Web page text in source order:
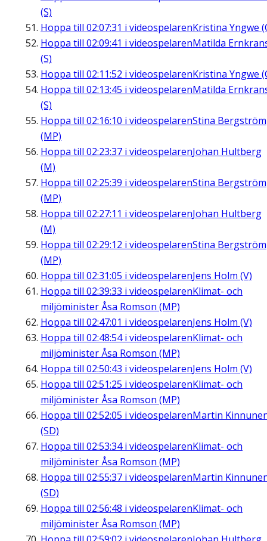
(S)
Hoppa till 02:07:31 i videospelarenKristina Yngwe
Hoppa till 02:09:41 i videospelarenMatilda
(S)
Hoppa till 02:11:52 i videospelarenKristina Yngwe
Hoppa till 02:13:45 i videospelarenMatilda
(S)
Hoppa till 02:16:10 i videospelarenStina Bergström
(MP)
Hoppa till 02:23:37 i videospelarenJohan Hultberg
(M)
Hoppa till 02:25:39 i videospelarenStina Bergström
(MP)
Hoppa till 02:27:11 i videospelarenJohan Hultberg
(M)
Hoppa till 02:29:12 i videospelarenStina Bergström
(MP)
Hoppa till 02:31:05 i videospelarenJens Holm (V)
Hoppa till 02:39:33 i videospelarenKlimat- och
miljöminister Åsa Romson (MP)
Hoppa till 02:47:01 i videospelarenJens Holm (V)
Hoppa till 02:48:54i videospelarenKlimat- och
miljöminister Åsa Romson (MP)
Hoppa till 02:50:43 i videospelarenJens Holm (V)
Hoppa till 02:51:25 i videospelarenKlimat- och
miljöminister Åsa Romson (MP)
Hoppa till 02:52:05 i videospelarenMartin
(SD)
Hoppa till 02:53:34i videospelarenKlimat- och
miljöminister Åsa Romson (MP)
Hoppa till 02:55:37 i videospelarenMartin
(SD)
Hoppa till 02:56:48 i videospelarenKlimat- och
miljöminister Åsa Romson (MP)